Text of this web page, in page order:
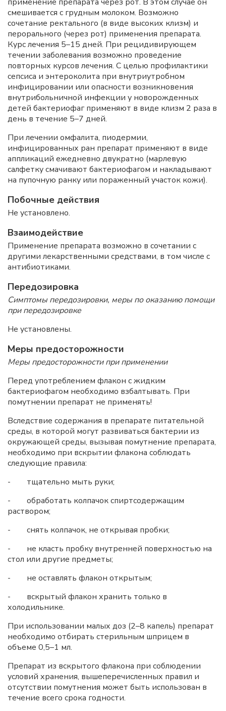
смешивается с грудным молоком. Возможно
сочетание ректального (в виде высоких клизм) и
перорального (через рот) применения препарата.
Курс лечения 5–15 дней. При рецидивирующем
течении заболевания возможно проведение
повторных курсов лечения. С целью профилактики
сепсиса и энтероколита при внутриутробном
инфицировании или опасности возникновения
внутрибольничной инфекции у новорожденных
детей бактериофаг применяют в виде клизм 2 раза в
день в течение 5–7 дней.
При лечении омфалита, пиодермии,
инфицированных ран препарат применяют в виде
аппликаций ежедневно двукратно (марлевую
салфетку смачивают бактериофагом и накладывают
на пупочную ранку или пораженный участок кожи).
Побочные действия
Не установлено.
Взаимодействие
Применение препарата возможно в сочетании с
другими лекарственными средствами, в том числе с
антибиотиками.
Передозировка
Симптомы передозировки, меры по оказанию помощи
при передозировке
Не установлены.
Меры предосторожности
Меры предосторожности при применении
Перед употреблением флакон с жидким
бактериофагом необходимо взбалтывать. При
помутнении препарат не применять!
Вследствие содержания в препарате питательной
среды, в которой могут развиваться бактерии из
окружающей среды, вызывая помутнение препарата,
необходимо при вскрытии флакона соблюдать
следующие правила:
- тщательно мыть руки;
- обработать колпачок спиртсодержащим
раствором;
- снять колпачок, не открывая пробки;
- не класть пробку внутренней поверхностью на
стол или другие предметы;
- не оставлять флакон открытым;
- вскрытый флакон хранить только в
холодильнике.
При использовании малых доз (2–8 капель) препарат
необходимо отбирать стерильным шприцем в
объеме 0,5–1 мл.
Препарат из вскрытого флакона при соблюдении
условий хранения, вышеперечисленных правил и
отсутствии помутнения может быть использован в
течение всего срока годности.